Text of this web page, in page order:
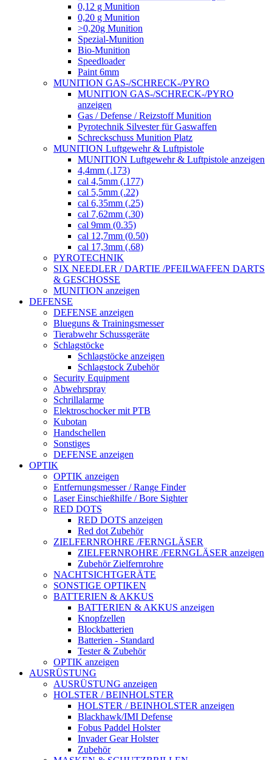
0,12 g Munition
0,20 g Munition
>0,20g Munition
Spezial-Munition
Bio-Munition
Speedloader
Paint 6mm
MUNITION GAS-/SCHRECK-/PYRO
MUNITION GAS-/SCHRECK-/PYRO
anzeigen
Gas / Defense / Reizstoff Munition
Pyrotechnik Silvester für Gaswaffen
Schreckschuss Munition Platz
MUNITION Luftgewehr & Luftpistole
MUNITION Luftgewehr & Luftpistole anzeigen
4,4mm (.173)
cal 4,5mm (.177)
cal 5,5mm (.22)
cal 6,35mm (.25)
cal 7,62mm (.30)
cal 9mm (0.35)
cal 12,7mm (0.50)
cal 17,3mm (.68)
PYROTECHNIK
SIX NEEDLER / DARTIE /PFEILWAFFEN DARTS
& GESCHOSSE
MUNITION anzeigen
DEFENSE
DEFENSE anzeigen
Blueguns & Trainingsmesser
Tierabwehr Schussgeräte
Schlagstöcke
Schlagstöcke anzeigen
Schlagstock Zubehör
Security Equipment
Abwehrspray
Schrillalarme
Elektroschocker mit PTB
Kubotan
Handschellen
Sonstiges
DEFENSE anzeigen
OPTIK
OPTIK anzeigen
Entfernungsmesser / Range Finder
Laser Einschießhilfe / Bore Sighter
RED DOTS
RED DOTS anzeigen
Red dot Zubehör
ZIELFERNROHRE /FERNGLÄSER
ZIELFERNROHRE /FERNGLÄSER anzeigen
Zubehör Zielfernrohre
NACHTSICHTGERÄTE
SONSTIGE OPTIKEN
BATTERIEN & AKKUS
BATTERIEN & AKKUS anzeigen
Knopfzellen
Blockbatterien
Batterien - Standard
Tester & Zubehör
OPTIK anzeigen
AUSRÜSTUNG
AUSRÜSTUNG anzeigen
HOLSTER / BEINHOLSTER
HOLSTER / BEINHOLSTER anzeigen
Blackhawk/IMI Defense
Fobus Paddel Holster
Invader Gear Holster
Zubehör